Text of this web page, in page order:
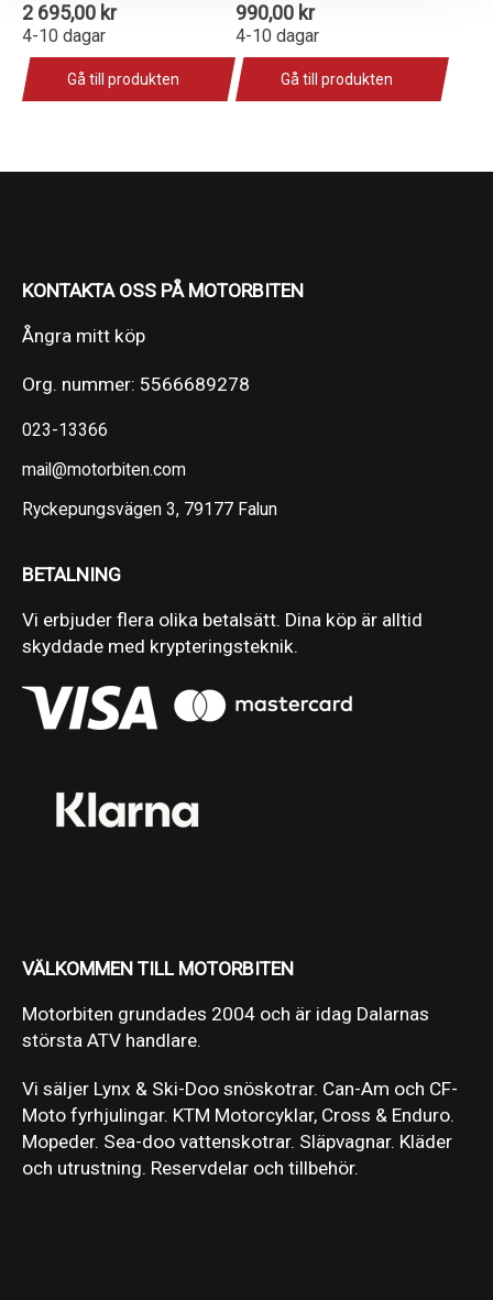
2 695,00 kr
4-10 dagar
Gå till produkten
990,00 kr
4-10 dagar
Gå till produkten
KONTAKTA OSS PÅ MOTORBITEN
Ångra mitt köp
Org. nummer: 5566689278
023-13366
mail@motorbiten.com
Ryckepungsvägen 3, 79177 Falun
BETALNING
Vi erbjuder flera olika betalsätt. Dina köp är alltid
skyddade med krypteringsteknik.
VÄLKOMMEN TILL MOTORBITEN
Motorbiten grundades 2004 och är idag Dalarnas
största ATV handlare.
Vi säljer Lynx & Ski-Doo snöskotrar. Can-Am och CF-
Moto fyrhjulingar. KTM Motorcyklar, Cross & Enduro.
Mopeder. Sea-doo vattenskotrar. Släpvagnar. Kläder
och utrustning. Reservdelar och tillbehör.